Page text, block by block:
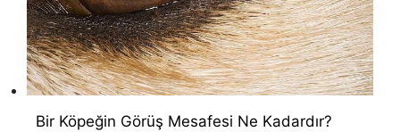
Bir Köpeğin Görüş Mesafesi Ne Kadardır?